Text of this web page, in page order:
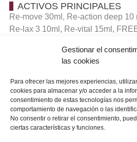
Gestionar el
las cookies
Para ofrecer las mejores experiencias,
cookies para almacenar y/o acceder a la
consentimiento de estas tecnologías nos
comportamiento de navegación o las
No consentir o retirar el consentimiento,
ciertas características y funciones.
ACTIVOS PRINCIPALES
Re-move 30ml, Re-action deep
Re-lax 3 10ml, Re-vital 15ml,
ACCIONES
juventud a la piel.
APLICACIÓN
Aplicar según orden especificado
según se vayan finalizando.